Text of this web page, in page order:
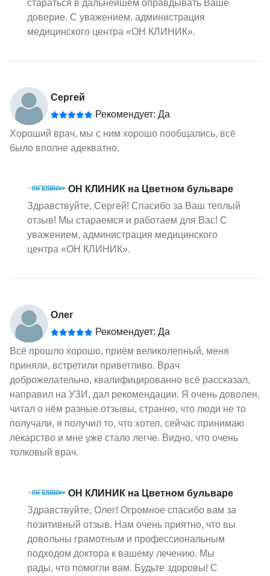
стараться в дальнейшем оправдывать Ваше
доверие. С уважением, администрация
медицинского центра «ОН КЛИНИК».
Сергей
Рекомендует: Да
Хороший врач, мы с ним хорошо пообщались, всё
было вполне адекватно.
ОН КЛИНИК на Цветном бульваре
Здравствуйте, Сергей! Спасибо за Ваш теплый
отзыв! Мы стараемся и работаем для Вас! С
уважением, администрация медицинского
центра «ОН КЛИНИК».
Олег
Рекомендует: Да
Всё прошло хорошо, приём великолепный, меня
приняли, встретили приветливо. Врач
доброжелательно, квалифицированно всё рассказал,
направил на УЗИ, дал рекомендации. Я очень доволен,
читал о нём разные отзывы, странно, что люди не то
получали, я получил то, что хотел, сейчас принимаю
лекарство и мне уже стало легче. Видно, что очень
толковый врач.
ОН КЛИНИК на Цветном бульваре
Здравствуйте, Олег! Огромное спасибо вам за
позитивный отзыв. Нам очень приятно, что вы
довольны грамотным и профессиональным
подходом доктора к вашему лечению. Мы
рады, что помогли вам. Будьте здоровы! С